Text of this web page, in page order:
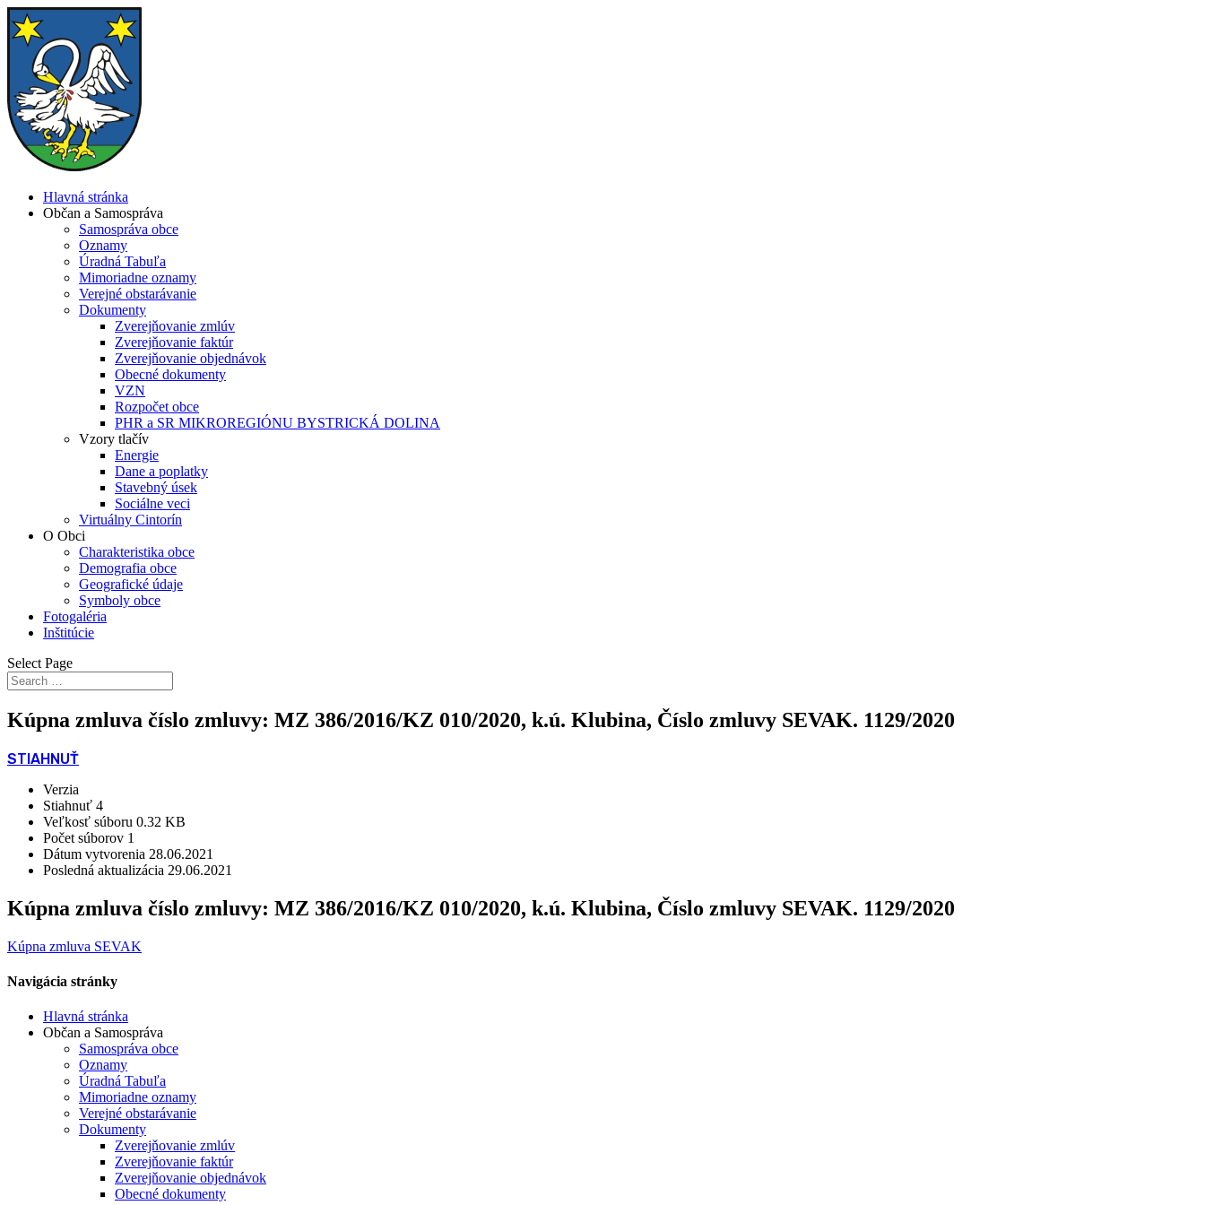
Hlavná stránka
Občan a Samospráva
Samospráva obce
Oznamy
Úradná Tabuľa
Mimoriadne oznamy
Verejné obstarávanie
Dokumenty
Zverejňovanie zmlúv
Zverejňovanie faktúr
Zverejňovanie objednávok
Obecné dokumenty
VZN
Rozpočet obce
PHR a SR MIKROREGIÓNU BYSTRICKÁ DOLINA
Vzory tlačív
Energie
Dane a poplatky
Stavebný úsek
Sociálne veci
Virtuálny Cintorín
O Obci
Charakteristika obce
Demografia obce
Geografické údaje
Symboly obce
Fotogaléria
Inštitúcie
Select Page
Kúpna zmluva číslo zmluvy: MZ 386/2016/KZ 010/2020, k.ú. Klubina, Číslo zmluvy SEVAK. 1129/2020
STIAHNUŤ
Verzia
Stiahnuť 4
Veľkosť súboru 0.32 KB
Počet súborov 1
Dátum vytvorenia 28.06.2021
Posledná aktualizácia 29.06.2021
Kúpna zmluva číslo zmluvy: MZ 386/2016/KZ 010/2020, k.ú. Klubina, Číslo zmluvy SEVAK. 1129/2020
Kúpna zmluva SEVAK
Navigácia stránky
Hlavná stránka
Občan a Samospráva
Samospráva obce
Oznamy
Úradná Tabuľa
Mimoriadne oznamy
Verejné obstarávanie
Dokumenty
Zverejňovanie zmlúv
Zverejňovanie faktúr
Zverejňovanie objednávok
Obecné dokumenty